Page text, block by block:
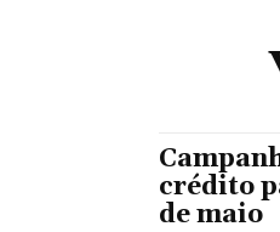
crédito
de maio